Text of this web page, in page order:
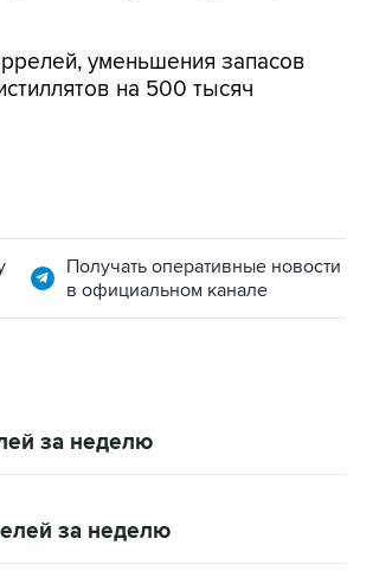
уменьшения запасов
на 500 тысяч
Получать оперативные новости
в официальном канале
за неделю
за неделю